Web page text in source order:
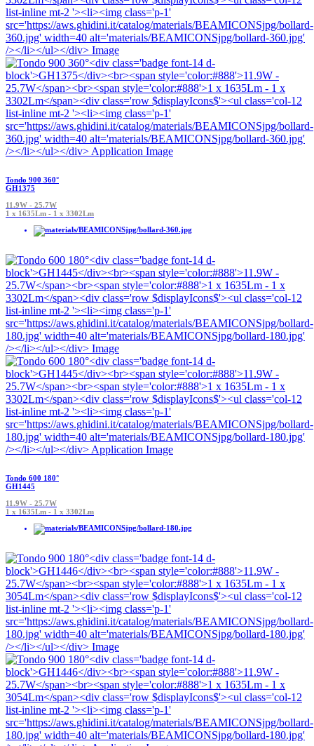
Tondo 900 360°
GH1375
11.9W - 25.7W
1 x 1635Lm - 1 x 3302Lm
Tondo 600 180°
GH1445
11.9W - 25.7W
1 x 1635Lm - 1 x 3302Lm